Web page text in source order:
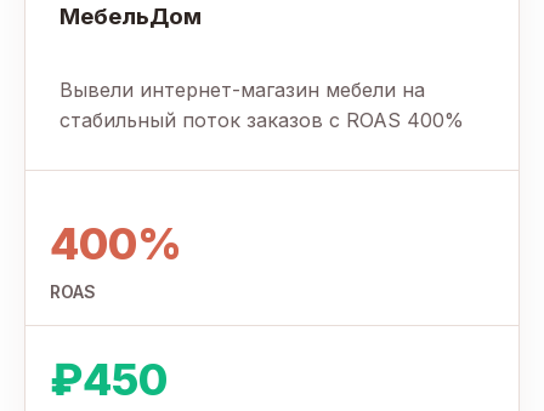
МебельДом
Вывели интернет-магазин мебели на
стабильный поток заказов с ROAS 400%
400%
ROAS
₽450